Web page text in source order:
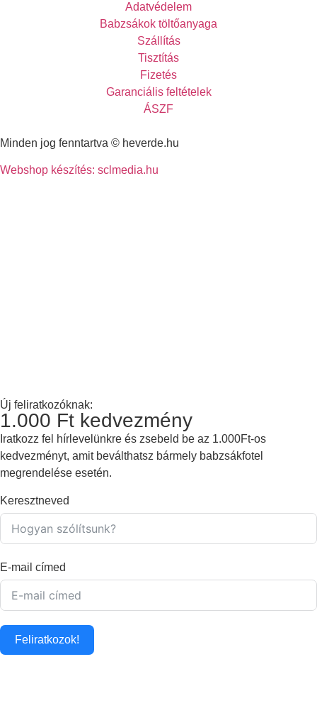
Adatvédelem
Babzsákok töltőanyaga
Szállítás
Tisztítás
Fizetés
Garanciális feltételek
ÁSZF
Minden jog fenntartva © heverde.hu
Webshop készítés: sclmedia.hu
Új feliratkozóknak:
1.000 Ft kedvezmény
Iratkozz fel hírlevelünkre és zsebeld be az 1.000Ft-os
kedvezményt, amit beválthatsz bármely babzsákfotel
megrendelése esetén.
Keresztneved
E-mail címed
Feliratkozok!